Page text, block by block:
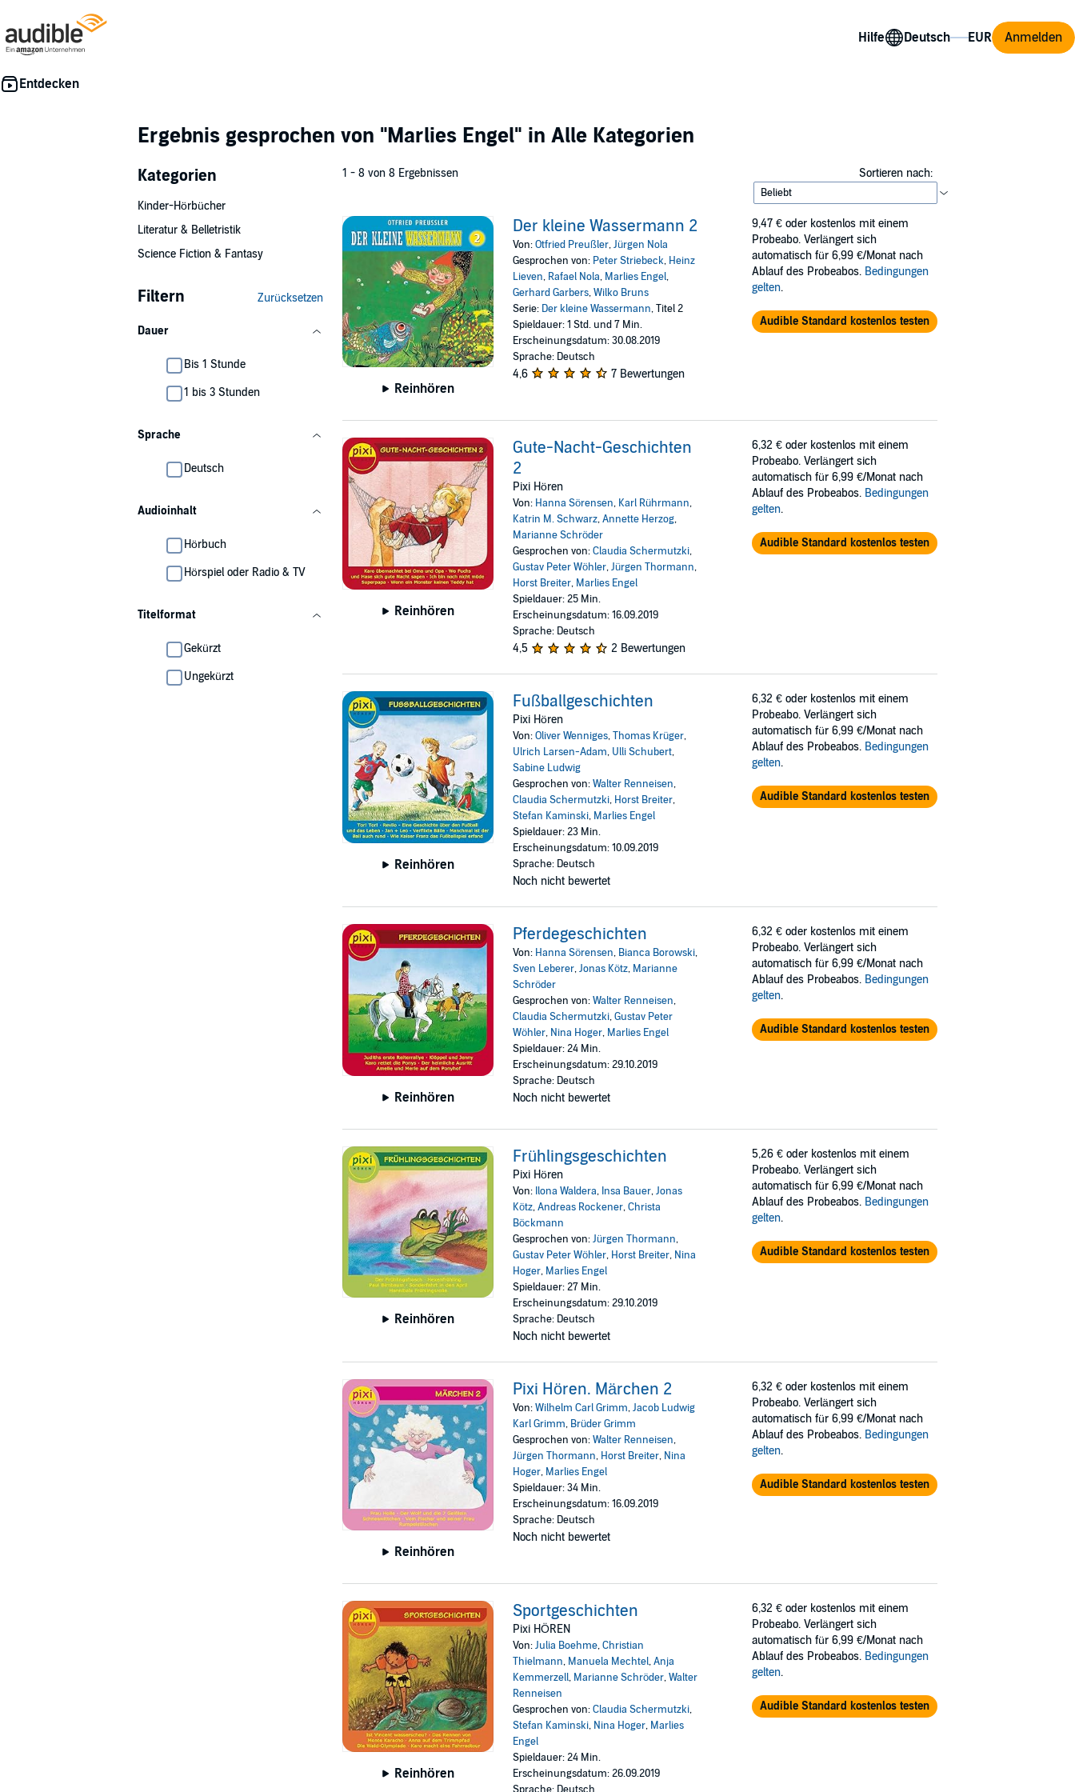
Hilfe Anmelden
Ergebnis gesprochen von "Marlies Engel" in Alle Kategorien
Kategorien
Kinder-Hörbücher
Literatur & Belletristik
Science Fiction & Fantasy
Filtern Zurücksetzen
Dauer
Bis 1 Stunde
1 bis 3 Stunden
Sprache
Deutsch
Audioinhalt
Hörbuch
Hörspiel oder Radio & TV
Titelformat
Gekürzt
Ungekürzt
1 - 8 von 8 Ergebnissen Sortieren nach:
Reinhören
Der kleine Wassermann 2
Von:Otfried Preußler,Jürgen Nola
Gesprochen von: Peter Striebeck, Heinz
Lieven, Rafael Nola, Marlies Engel,
Gerhard Garbers,Wilko Bruns
Serie: Der kleine Wassermann, Titel 2
Spieldauer: 1 Std. und 7 Min.
Erscheinungsdatum: 30.08.2019
Sprache: Deutsch
4,6 7 Bewertungen
9,47 € oder kostenlos mit einem
Probeabo. Verlängert sich
automatisch für 6,99 €/Monat nach
Ablauf des Probeabos. Bedingungen
gelten.
Audible Standard kostenlos testen
Reinhören
Gute-Nacht-Geschichten
2
Pixi Hören
Von: Hanna Sörensen, Karl Rührmann,
Katrin M. Schwarz,Annette Herzog,
Marianne Schröder
Gesprochen von:Claudia Schermutzki,
Gustav Peter Wöhler,Jürgen Thormann,
Horst Breiter, Marlies Engel
Spieldauer: 25 Min.
Erscheinungsdatum: 16.09.2019
Sprache: Deutsch
4,5 2 Bewertungen
6,32 € oder kostenlos mit einem
Probeabo. Verlängert sich
automatisch für 6,99 €/Monat nach
Ablauf des Probeabos. Bedingungen
gelten.
Audible Standard kostenlos testen
Reinhören
Fußballgeschichten
Pixi Hören
Von:Oliver Wenniges,Thomas Krüger,
Ulrich Larsen-Adam, Ulli Schubert,
Sabine Ludwig
Gesprochen von:Walter Renneisen,
Claudia Schermutzki, Horst Breiter,
Stefan Kaminski, Marlies Engel
Spieldauer: 23 Min.
Erscheinungsdatum: 10.09.2019
Sprache: Deutsch
Noch nicht bewertet
6,32 € oder kostenlos mit einem
Probeabo. Verlängert sich
automatisch für 6,99 €/Monat nach
Ablauf des Probeabos. Bedingungen
gelten.
Audible Standard kostenlos testen
Reinhören
Pferdegeschichten
Von: Hanna Sörensen, Bianca Borowski,
Sven Leberer,Jonas Kötz, Marianne
Schröder
Gesprochen von:Walter Renneisen,
Claudia Schermutzki,Gustav Peter
Wöhler, Nina Hoger, Marlies Engel
Spieldauer: 24 Min.
Erscheinungsdatum: 29.10.2019
Sprache: Deutsch
Noch nicht bewertet
6,32 € oder kostenlos mit einem
Probeabo. Verlängert sich
automatisch für 6,99 €/Monat nach
Ablauf des Probeabos. Bedingungen
gelten.
Audible Standard kostenlos testen
Reinhören
Frühlingsgeschichten
Pixi Hören
Von: Ilona Waldera, Insa Bauer,Jonas
Kötz,Andreas Rockener,Christa
Böckmann
Gesprochen von:Jürgen Thormann,
Gustav Peter Wöhler, Horst Breiter, Nina
Hoger, Marlies Engel
Spieldauer: 27 Min.
Erscheinungsdatum: 29.10.2019
Sprache: Deutsch
Noch nicht bewertet
5,26 € oder kostenlos mit einem
Probeabo. Verlängert sich
automatisch für 6,99 €/Monat nach
Ablauf des Probeabos. Bedingungen
gelten.
Audible Standard kostenlos testen
Reinhören
Pixi Hören. Märchen 2
Von:Wilhelm Carl Grimm,Jacob Ludwig
Karl Grimm, Brüder Grimm
Gesprochen von:Walter Renneisen,
Jürgen Thormann, Horst Breiter, Nina
Hoger, Marlies Engel
Spieldauer: 34 Min.
Erscheinungsdatum: 16.09.2019
Sprache: Deutsch
Noch nicht bewertet
6,32 € oder kostenlos mit einem
Probeabo. Verlängert sich
automatisch für 6,99 €/Monat nach
Ablauf des Probeabos. Bedingungen
gelten.
Audible Standard kostenlos testen
Reinhören
Sportgeschichten
Pixi HÖREN
Von:Julia Boehme,Christian
Thielmann, Manuela Mechtel,Anja
Kemmerzell, Marianne Schröder,Walter
Renneisen
Gesprochen von:Claudia Schermutzki,
Stefan Kaminski, Nina Hoger, Marlies
Engel
Spieldauer: 24 Min.
Erscheinungsdatum: 26.09.2019
6,32 € oder kostenlos mit einem
Probeabo. Verlängert sich
automatisch für 6,99 €/Monat nach
Ablauf des Probeabos. Bedingungen
gelten.
Audible Standard kostenlos testen